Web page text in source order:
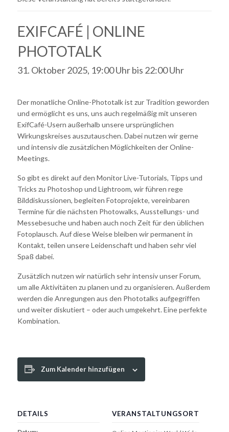
EXIFCAFÉ | ONLINE
PHOTOTALK
31. Oktober 2025, 19:00 Uhrbis 22:00 Uhr
Der monatliche Online-Phototalk ist zur Tradition geworden
und ermöglicht es uns, uns auch regelmäßig mit unseren
ExifCafé-Usern außerhalb unsere ursprünglichen
Wirkungskreises auszutauschen. Dabei nutzen wir gerne
und intensiv die zusätzlichen Möglichkeiten der Online-
Meetings.
So gibt es direkt auf den Monitor Live-Tutorials, Tipps und
Tricks zu Photoshop und Lightroom, wir führen rege
Bilddiskussionen, begleiten Fotoprojekte, vereinbaren
Termine für die nächsten Photowalks, Ausstellungs- und
Messebesuche und haben auch noch Zeit für den üblichen
Fotoplausch. Auf diese Weise bleiben wir permanent in
Kontakt, teilen unsere Leidenschaft und haben sehr viel
Spaß dabei.
Zusätzlich nutzen wir natürlich sehr intensiv unser Forum,
um alle Aktivitäten zu planen und zu organisieren. Außerdem
werden die Anregungen aus den Phototalks aufgegriffen
und weiter diskutiert – oder auch umgekehrt. Eine perfekte
Kombination.
Zum Kalender hinzufügen
DETAILS VERANSTALTUNGSORT